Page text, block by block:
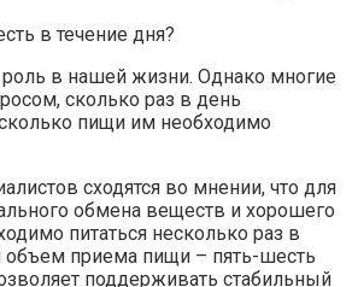
в нашей жизни. Однако многие
сколько раз в день
пищи им необходимо
сходятся во мнении, что для
обмена веществ и хорошего
питаться несколько раз в
приема пищи – пять-шесть
поддерживать стабильный